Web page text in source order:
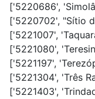
['5220686',
['5220702', "Sítio
['5221007',
['5221080',
['5221197',
['5221304', 'Três
['5221403',